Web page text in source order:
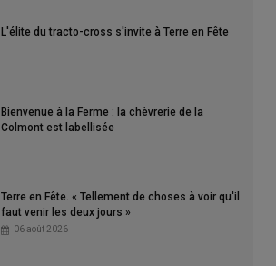
L'élite du tracto-cross s'invite à Terre en Fête
Bienvenue à la Ferme : la chèvrerie de la
Colmont est labellisée
Terre en Fête. « Tellement de choses à voir qu'il
faut venir les deux jours »
06 août 2026